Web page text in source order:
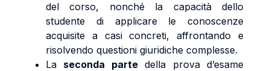
del corso, nonché la capacità dello
studente di applicare le conoscenze
acquisite a casi concreti, affrontando e
risolvendo questioni giuridiche complesse.
La seconda partedella prova d’esame